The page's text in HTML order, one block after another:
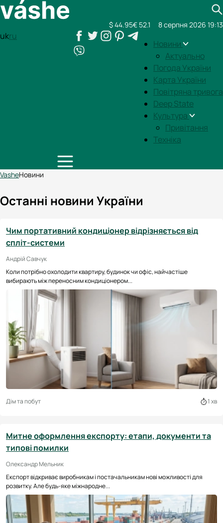
ukru
Новини
Актуально
Погода України
Карта України
Повітряна тривога
Deep State
Культура
Привітання
Техніка
$ 44.95€ 52.1 8 серпня 2026 19:13
VasheНовини
Останні новини України
Чим портативний кондиціонер відрізняється від
спліт-системи
Андрій Савчук
Коли потрібно охолодити квартиру, будинок чи офіс, найчастіше
вибирають між переносним кондиціонером...
Дім та побут 1 хв
Митне оформлення експорту: етапи, документи та
типові помилки
Олександр Мельник
Експорт відкриває виробникам і постачальникам нові можливості для
розвитку. Але будь-яке міжнародне...